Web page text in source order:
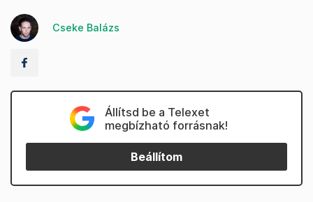
Cseke Balázs
Állítsd be a Telexet
megbízható forrásnak!
Beállítom